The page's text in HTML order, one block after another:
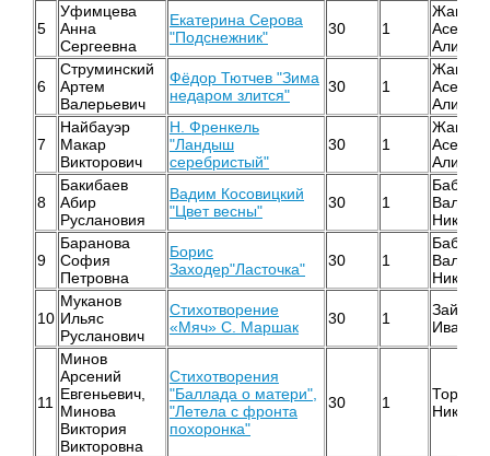
5
Уфимцева
Анна
Сергеевна
Екатерина Серова
"Подснежник"
30 1
Асель
6
Струминский
Артем
Валерьевич
Фёдор Тютчев "Зима
недаром злится"
30 1
Асель
7
Найбауэр
Макар
Викторович
Н. Френкель
"Ландыш
серебристый"
30 1
Асель
8
Бакибаев
Абир
Руслановия
Вадим Косовицкий
"Цвет весны"
30 1
9
Баранова
София
Петровна
Борис
Заходер"Ласточка"
30 1
10
Муканов
Ильяс
Русланович
Стихотворение
«Мяч» С. Маршак
30 1
11
Минов
Арсений
Евгеньевич,
Минова
Виктория
Викторовна
Стихотворения
"Баллада о матери",
"Летела с фронта
похоронка"
30 1
Торба